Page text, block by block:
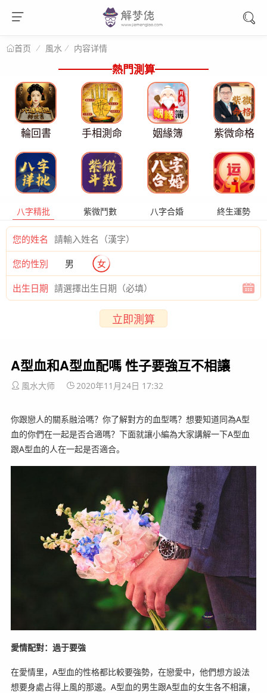
首页 風水 内容详情
熱門測算
輪回書 手相測命 姻緣簿 紫微命格
八字精批 紫微鬥數 八字合婚 終生運勢
您的姓名
您的性別 男 女
出生日期
立即測算
A型血和A型血配嗎 性子要強互不相讓
風水大师 2020年11月24日 17:32
你跟戀人的關系融洽嗎？你了解對方的血型嗎？想要知道同為A型
血的你們在一起是否合適嗎？下面就讓小編為大家講解一下A型血
跟A型血的人在一起是否適合。
愛情配對：過于要強
在愛情里，A型血的性格都比較要強勢，在戀愛中，他們想方設法
想要身處占得上風的那邊。A型血的男生跟A型血的女生各不相讓，